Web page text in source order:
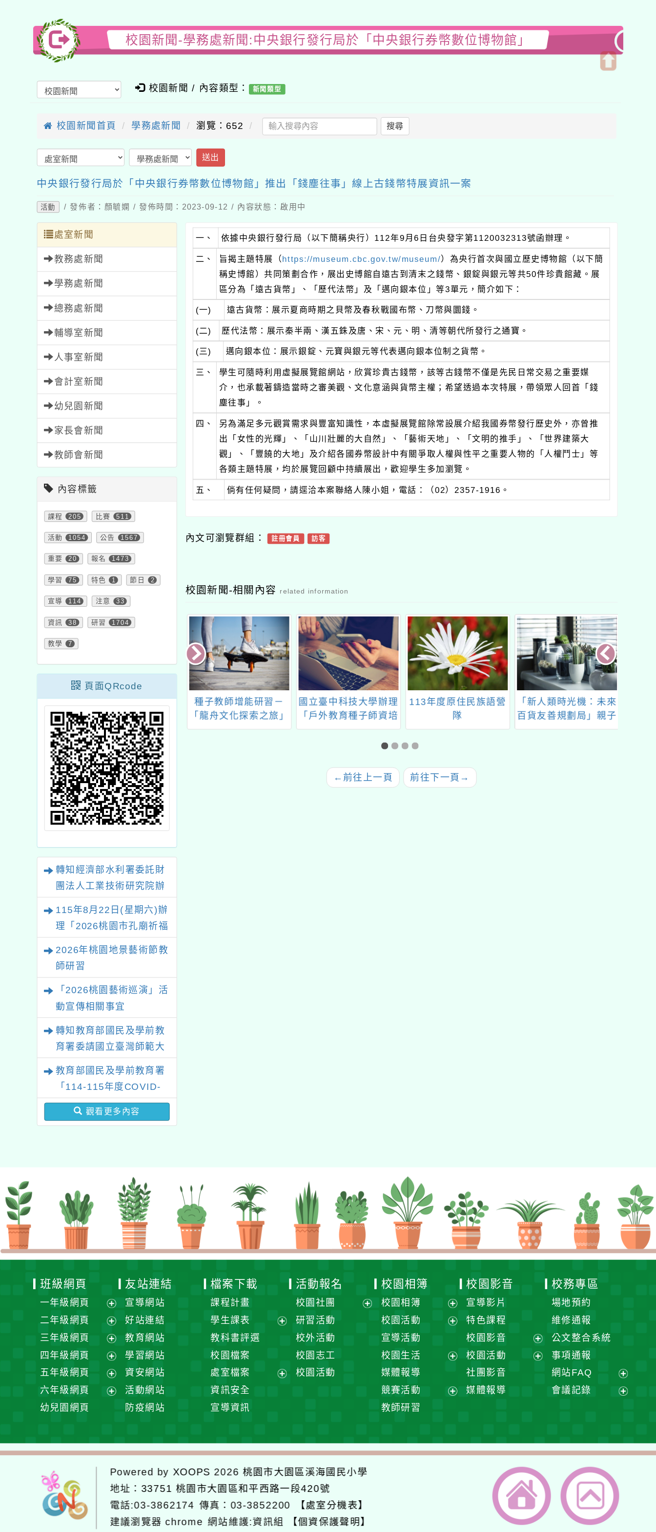
校園新聞-學務處新聞:中央銀行發行局於「中央銀行券幣數位博物館」
校園新聞 / 內容類型： 新聞類型
校園新聞首頁 學務處新聞 瀏覽：652 搜尋
送出
中央銀行發行局於「中央銀行券幣數位博物館」推出「錢塵往事」線上古錢幣特展資訊一案
活動 / 發佈者：顏毓嫻 / 發佈時間：2023-09-12 / 內容狀態：啟用中
處室新聞
教務處新聞
學務處新聞
總務處新聞
輔導室新聞
人事室新聞
會計室新聞
幼兒園新聞
家長會新聞
教師會新聞
內容標籤
課程 205 比賽 511
活動 1054 公告 1567
重要 20 報名 1473
學習 75 特色 1 節日 2
宣導 114 注意 33
資訊 38 研習 1704
教學 7
頁面QRcode
轉知經濟部水利署委託財
團法人工業技術研究院辦
理「115年表揚節約用水
績優單位及節水達人選拔
活動」
115年8月22日(星期六)辦
理「2026桃園市孔廟祈福
系列活動—儒門初開 智慧
啟航」
2026年桃園地景藝術節教
師研習
「2026桃園藝術巡演」活
動宣傳相關事宜
轉知教育部國民及學前教
育署委請國立臺灣師範大
教育部國民及學前教育署
「114-115年度COVID-
19疫苗接種計畫」公費接
種對象擴大為「滿6個月
觀看更多內容
一、 依據中央銀行發行局（以下簡稱央行）112年9月6日台央發字第1120032313號函辦理。
二、 旨揭主題特展（ https://museum.cbc.gov.tw/museum/）為央行首次與國立歷史博物館（以下簡
稱史博館）共同策劃合作，展出史博館自遠古到清末之錢幣、銀錠與銀元等共50件珍貴館藏。展
區分為「遠古貨幣」、「歷代法幣」及「邁向銀本位」等3單元，簡介如下：
(一) 遠古貨幣：展示夏商時期之貝幣及春秋戰國布幣、刀幣與圜錢。
(二) 歷代法幣：展示秦半兩、漢五銖及唐、宋、元、明、清等朝代所發行之通寶。
(三) 邁向銀本位：展示銀錠、元寶與銀元等代表邁向銀本位制之貨幣。
三、 學生可隨時利用虛擬展覽館網站，欣賞珍貴古錢幣，該等古錢幣不僅是先民日常交易之重要媒
介，也承載著鑄造當時之審美觀、文化意涵與貨幣主權；希望透過本次特展，帶領眾人回首「錢
塵往事」。
四、
另為滿足多元觀賞需求與豐富知識性，本虛擬展覽館除常設展介紹我國券幣發行歷史外，亦曾推
出「女性的光輝」、「山川壯麗的大自然」、「藝術天地」、「文明的推手」、「世界建築大
觀」、「豐饒的大地」及介紹各國券幣設計中有關爭取人權與性平之重要人物的「人權鬥士」等
各類主題特展，均於展覽回顧中持續展出，歡迎學生多加瀏覽。
五、 倘有任何疑問，請逕洽本案聯絡人陳小姐，電話：（02）2357-1916。
內文可瀏覽群組： 註冊會員 訪客
校園新聞-相關內容 related information
域嚮導增能線
「性侵害防治網絡合作
及專業人員訓練計畫」
網絡研討會報名資訊及
課程一案
種子教師增能研習－
「龍舟文化探索之旅」
國立臺中科技大學辦理
「戶外教育種子師資培
訓實施計畫」資訊一案
113年度原住民族語營
隊
「新人類時光機：未來
百貨友善規劃局」親子
共學課程
← 前往上一頁 前往下一頁 →
班級網頁
一年級網頁
展
開
選
單
二年級網頁
展
開
選
單
三年級網頁
展
選
單
四年級網頁
展
選
五年級網頁
展
六年級網頁
單
幼兒園網頁
友站連結
宣導網站
好站連結
教育網站
學習網站
資安網站
活動網站
防疫網站
檔案下載
課程計畫
學生課表
單
教科書評選
校園檔案
處室檔案
資訊安全
宣導資訊
活動報名
校園社團
研習活動
校外活動
校園志工
校園活動
校園相簿
校園相簿
展
開
單
校園活動
選
宣導活動
校園生活
選
媒體報導
競賽活動
單
教師研習
校園影音
宣導影片
特色課程
校園影音
展
校園活動
社團影音
媒體報導
校務專區
場地預約
維修通報
公文整合系統
事項通報
網站FAQ
展
會議記錄
單
Powered by XOOPS 2026桃園市大園區溪海國民小學
地址： 33751 桃園市大園區和平西路一段420號
電話:03-3862174 傳真：03-3852200 【處室分機表】
建議瀏覽器 chrome 網站維護:資訊組 【個資保護聲明】